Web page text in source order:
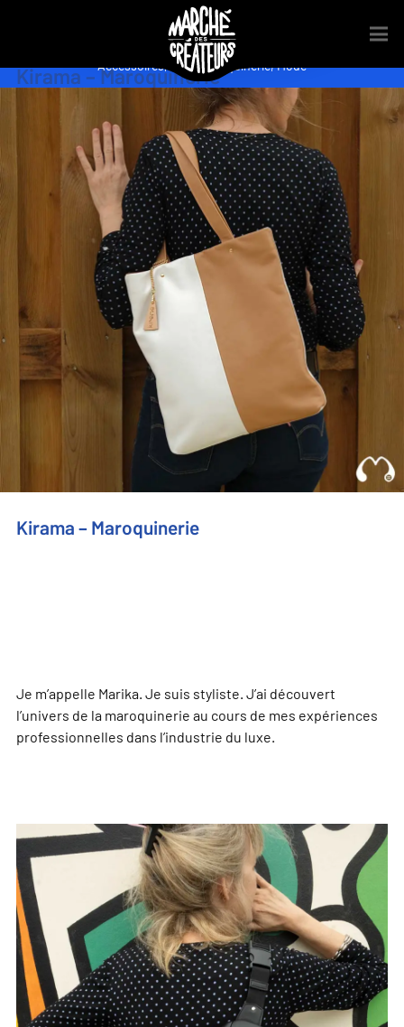
Kirama – Maroquinerie
Accessoires, Cuir,Maroquinerie,Mode
Kirama – Maroquinerie
Je m’appelle Marika. Je suis styliste. J’ai découvert
l’univers de la maroquinerie au cours de mes expériences
professionnelles dans l’industrie du luxe.